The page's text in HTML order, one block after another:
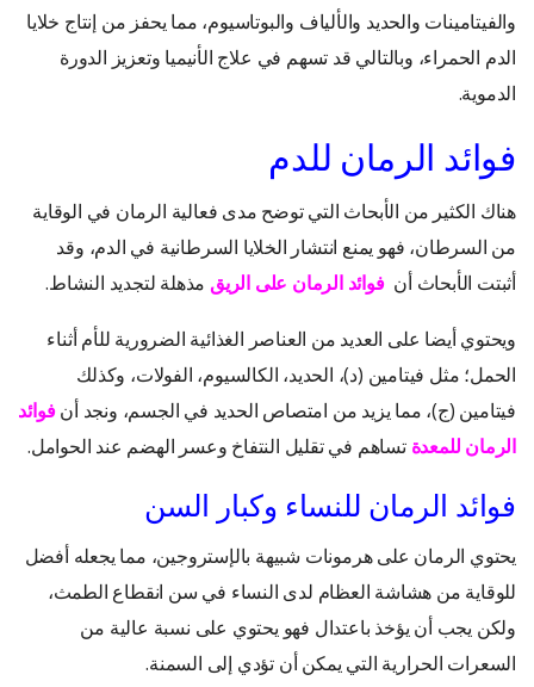
والفيتامينات والحديد والألياف والبوتاسيوم، مما يحفز من إنتاج خلايا
الدم الحمراء، وبالتالي قد تسهم في علاج الأنيميا وتعزيز الدورة
الدموية.
فوائد الرمان للدم
هناك الكثير من الأبحاث التي توضح مدى فعالية الرمان في الوقاية
من السرطان، فهو يمنع انتشار الخلايا السرطانية في الدم، وقد
أثبتت الأبحاث أن فوائد الرمان على الريق مذهلة لتجديد النشاط.
ويحتوي أيضا على العديد من العناصر الغذائية الضرورية للأم أثناء
الحمل؛ مثل فيتامين (د)، الحديد، الكالسيوم، الفولات، وكذلك
فيتامين (ج)، مما يزيد من امتصاص الحديد في الجسم، ونجد أنفوائد
الرمان للمعدة تساهم في تقليل النتفاخ وعسر الهضم عند الحوامل.
فوائد الرمان للنساء وكبار السن
يحتوي الرمان على هرمونات شبيهة بالإستروجين، مما يجعله أفضل
للوقاية من هشاشة العظام لدى النساء في سن انقطاع الطمث،
ولكن يجب أن يؤخذ باعتدال فهو يحتوي على نسبة عالية من
السعرات الحرارية التي يمكن أن تؤدي إلى السمنة.